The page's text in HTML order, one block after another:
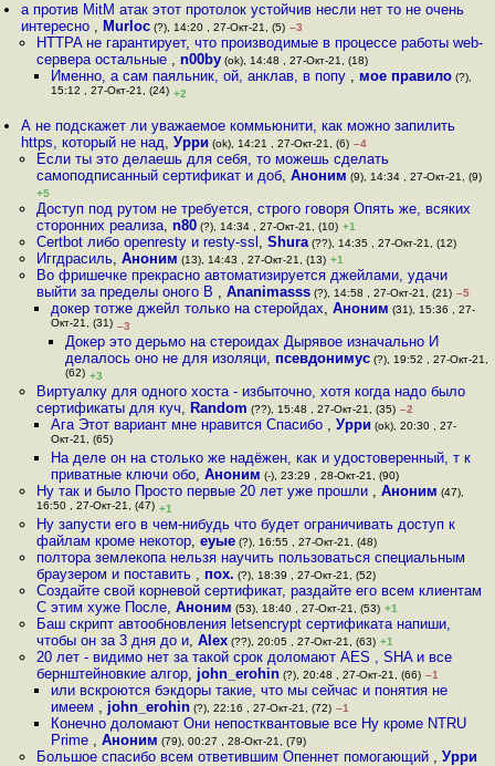
а против MitM атак этот протолок устойчив несли нет то не очень
интересно , Murloc (?), 14:20 , 27-Окт-21, (5) –3
HTTPA не гарантирует, что производимые в процессе работы web-
сервера остальные , n00by(ok), 14:48 , 27-Окт-21, (18)
Именно, а сам паяльник, ой, анклав, в попу , мое правило(?),
15:12 , 27-Окт-21, (24) +2
А не подскажет ли уважаемое коммьюнити, как можно запилить
https, который не над,Урри (ok), 14:21 , 27-Окт-21, (6) –4
Если ты это делаешь для себя, то можешь сделать
самоподписанный сертификат и доб, Аноним (9), 14:34 , 27-Окт-21, (9)
+5
Доступ под рутом не требуется, строго говоря Опять же, всяких
сторонних реализа, n80(?), 14:34 , 27-Окт-21, (10) +1
Certbot либо openresty и resty-ssl , Shura(??), 14:35 , 27-Окт-21, (12)
Иггдрасиль, Аноним (13), 14:43 , 27-Окт-21, (13) +1
Во фришечке прекрасно автоматизируется джейлами, удачи
выйти за пределы оного В , Ananimasss(?), 14:58 , 27-Окт-21, (21) –5
докер тотже джейл только на стеройдах, Аноним (31), 15:36 , 27-
Окт-21, (31) –3
Докер это дерьмо на стероидах Дырявое изначально И
делалось оно не для изоляци, псевдонимус (?), 19:52 , 27-Окт-21,
(62) +3
Виртуалку для одного хоста - избыточно, хотя когда надо было
сертификаты для куч, Random (??), 15:48 , 27-Окт-21, (35) –2
Ага Этот вариант мне нравится Спасибо , Урри (ok), 20:30 , 27-
Окт-21, (65)
На деле он на столько же надёжен, как и удостоверенный, т к
приватные ключи обо, Аноним (-), 23:29 , 28-Окт-21, (90)
Ну так и было Просто первые 20 лет уже прошли , Аноним (47),
16:50 , 27-Окт-21, (47) +1
Ну запусти его в чем-нибудь что будет ограничивать доступ к
файлам кроме некотор, еуые(?), 16:55 , 27-Окт-21, (48)
полтора землекопа нельзя научить пользоваться специальным
браузером и поставить , пох. (?), 18:39 , 27-Окт-21, (52)
Создайте свой корневой сертификат, раздайте его всем клиентам
С этим хуже После, Аноним (53), 18:40 , 27-Окт-21, (53) +1
Баш скрипт автообновления letsencrypt сертификата напиши,
чтобы он за 3 дня до и, Alex(??), 20:05 , 27-Окт-21, (63) +1
20 лет - видимо нет за такой срок доломают AES , SHA и все
бернштейновкие алгор, john_erohin(?), 20:48 , 27-Окт-21, (66) –1
или вскроются бэкдоры такие, что мы сейчас и понятия не
имеем , john_erohin(?), 22:16 , 27-Окт-21, (72) –1
Конечно доломают Они непостквантовые все Ну кроме NTRU
Prime , Аноним (79), 00:27 , 28-Окт-21, (79)
Большое спасибо всем ответившим Опеннет помогающий , Урри